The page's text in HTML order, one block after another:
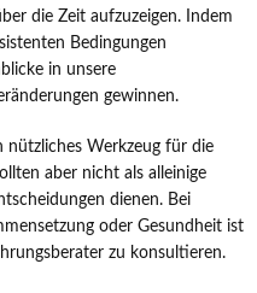
die Zeit aufzuzeigen. Indem
Bedingungen
in unsere
gewinnen.
nützliches Werkzeug für die
aber nicht als alleinige
dienen. Bei
oder Gesundheit ist
zu konsultieren.